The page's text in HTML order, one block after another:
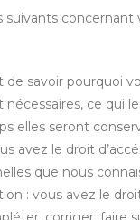
suivants concernant
de savoir pourquoi
nécessaires, ce qui
elles seront
avez le droit
que nous
: vous avez le